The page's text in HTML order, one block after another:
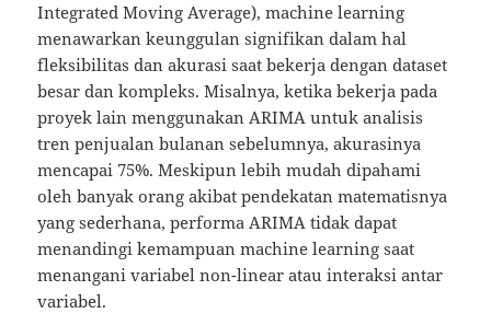
Integrated Moving Average), machine learning
menawarkan keunggulan signifikan dalam hal
fleksibilitas dan akurasi saat bekerja dengan dataset
besar dan kompleks. Misalnya, ketika bekerja pada
proyek lain menggunakan ARIMA untuk analisis
tren penjualan bulanan sebelumnya, akurasinya
mencapai 75%. Meskipun lebih mudah dipahami
oleh banyak orang akibat pendekatan matematisnya
yang sederhana, performa ARIMA tidak dapat
menandingi kemampuan machine learning saat
menangani variabel non-linear atau interaksi antar
variabel.